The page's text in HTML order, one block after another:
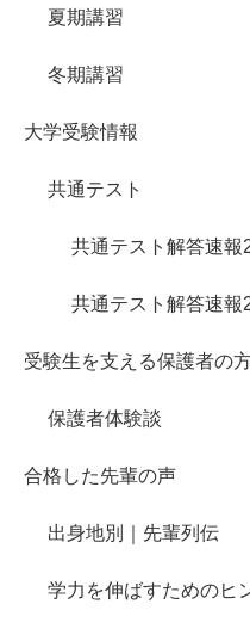
夏期講習
冬期講習
大学受験情報
共通テスト
共通テスト解答速報
共通テスト解答速報
受験生を支える保護者の
保護者体験談
合格した先輩の声
出身地別｜先輩列伝
学力を伸ばすためのヒ